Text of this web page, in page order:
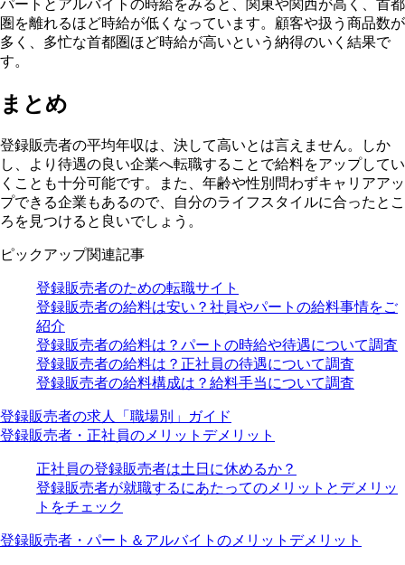
パートとアルバイトの時給をみると、関東や関西が高く、首都
圏を離れるほど時給が低くなっています。顧客や扱う商品数が
多く、多忙な首都圏ほど時給が高いという納得のいく結果で
す。
まとめ
登録販売者の平均年収は、決して高いとは言えません。しか
し、より待遇の良い企業へ転職することで給料をアップしてい
くことも十分可能です。また、年齢や性別問わずキャリアアッ
プできる企業もあるので、自分のライフスタイルに合ったとこ
ろを見つけると良いでしょう。
ピックアップ関連記事
登録販売者のための転職サイト
登録販売者の給料は安い？社員やパートの給料事情をご
紹介
登録販売者の給料は？パートの時給や待遇について調査
登録販売者の給料は？正社員の待遇について調査
登録販売者の給料構成は？給料手当について調査
登録販売者の求人「職場別」ガイド
登録販売者・正社員のメリットデメリット
正社員の登録販売者は土日に休めるか？
登録販売者が就職するにあたってのメリットとデメリッ
トをチェック
登録販売者・パート＆アルバイトのメリットデメリット